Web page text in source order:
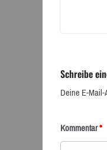
Schreibe
Deine E-
Kommentar*